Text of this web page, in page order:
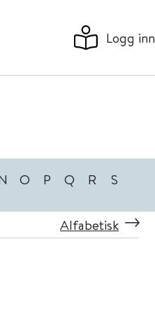
Logg inn
O P Q R S
Alfabetisk